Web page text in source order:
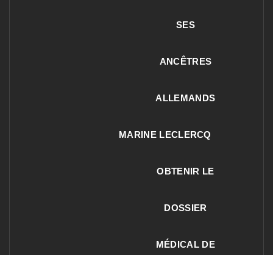
SES
ANCÊTRES
ALLEMANDS
MARINE LECLERCQ
OBTENIR LE
DOSSIER
MÉDICAL DE